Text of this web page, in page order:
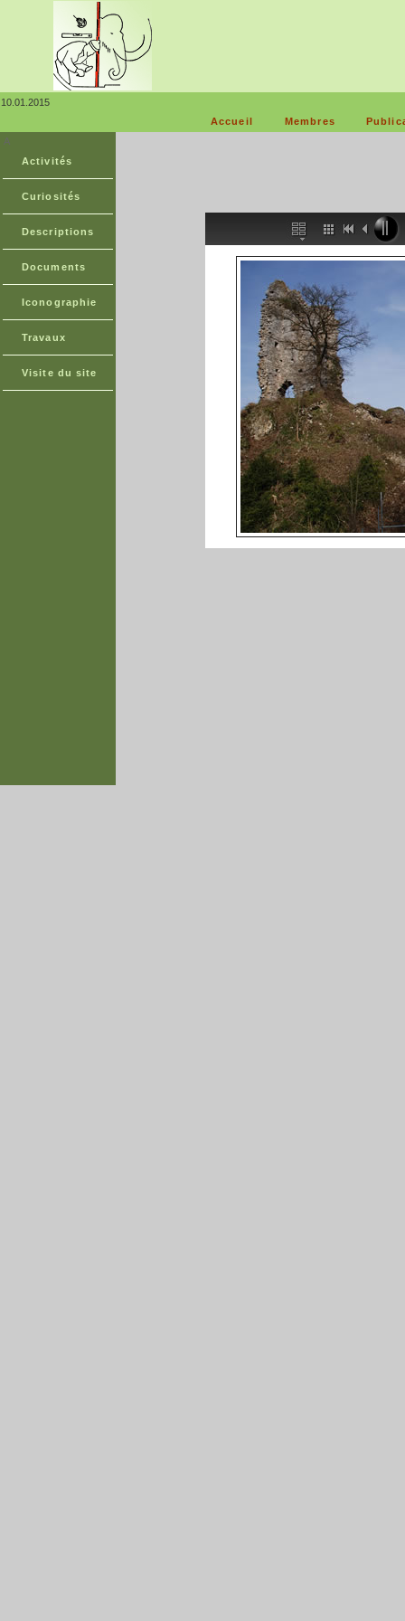
10.01.2015
Accueil
Membres
A
Activités
Curiosités
Descriptions
Documents
Iconographie
Travaux
Visite du site